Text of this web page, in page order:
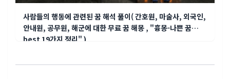
사람들의 행동에 관련된 꿈 해석 풀이( 간호원, 마술사, 외국인,
안내원, 공무원, 해군에 대한 무료 꿈 해몽 , "흉몽-나쁜 꿈
best 19가지 정리" )